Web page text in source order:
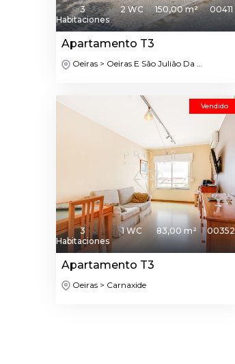
3
Habitaciones
2 WC 150,00 m² 00411
Apartamento T3
Oeiras > Oeiras E São Julião Da ...
Vendido
3
Habitaciones
1 WC 83,00 m² 00352
Apartamento T3
Oeiras > Carnaxide